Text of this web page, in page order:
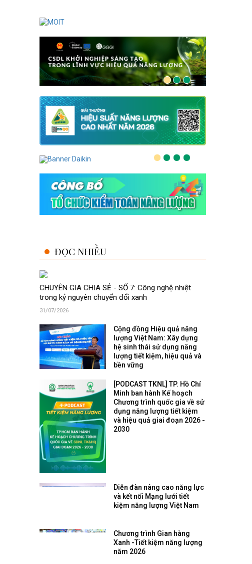
ĐỌC NHIỀU
CHUYÊN GIA CHIA SẺ - SỐ 7: Công nghệ nhiệt
trong kỷ nguyên chuyển đổi xanh
31/07/2026
Cộng đồng Hiệu quả năng
lượng Việt Nam: Xây dựng
hệ sinh thái sử dụng năng
lượng tiết kiệm, hiệu quả và
bền vững
[PODCAST TKNL] TP. Hồ Chí
Minh ban hành Kế hoạch
Chương trình quốc gia về sử
dụng năng lượng tiết kiệm
và hiệu quả giai đoạn 2026 -
2030
Diễn đàn nâng cao năng lực
và kết nối Mạng lưới tiết
kiệm năng lượng Việt Nam
Chương trình Gian hàng
Xanh -Tiết kiệm năng lượng
năm 2026